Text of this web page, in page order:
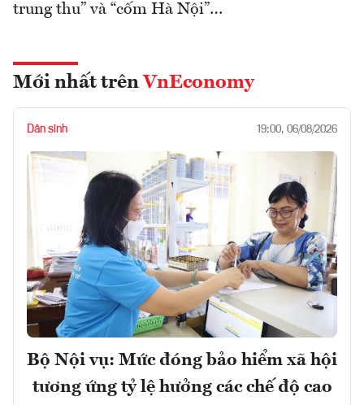
trung thu” và “cốm Hà Nội”…
Mới nhất trên VnEconomy
Dân sinh 19:00, 06/08/2026
Bộ Nội vụ: Mức đóng bảo hiểm xã hội
tương ứng tỷ lệ hưởng các chế độ cao